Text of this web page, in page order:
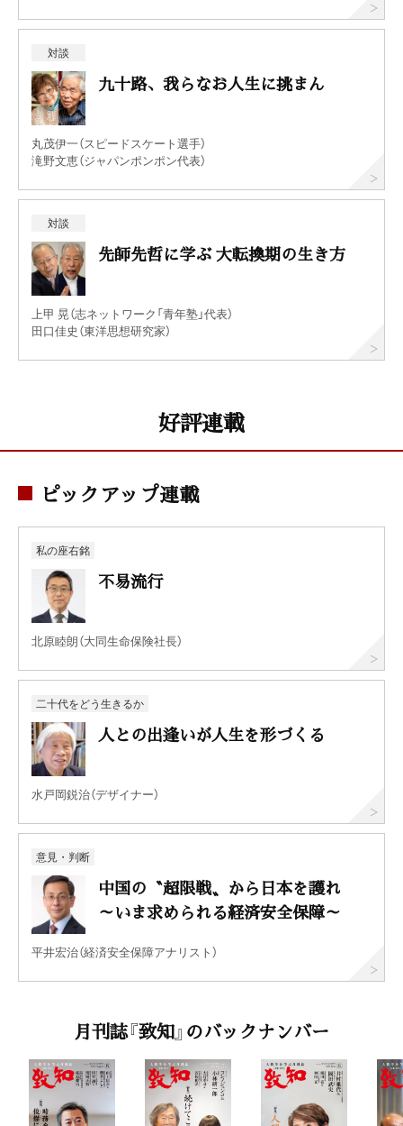
対談
九十路、我らなお人生に挑まん
丸茂伊一（スピードスケート選手）
滝野文恵（ジャパンポンポン代表）
対談
先師先哲に学ぶ 大転換期の生き方
上甲 晃（志ネットワーク「青年塾」代表）
田口佳史（東洋思想研究家）
好評連載
ピックアップ連載
私の座右銘
不易流行
北原睦朗（大同生命保険社長）
二十代をどう生きるか
人との出逢いが人生を形づくる
水戸岡鋭治（デザイナー）
意見・判断
中国の〝超限戦〟から日本を護れ
～いま求められる経済安全保障～
平井宏治（経済安全保障アナリスト）
月刊誌『致知』のバックナンバー